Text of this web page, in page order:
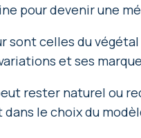
pour devenir une
sont celles du
et ses
rester naturel ou
le choix du